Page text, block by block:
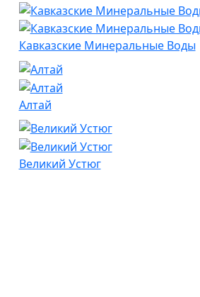
Кавказские Минеральные Воды
Алтай
Великий Устюг